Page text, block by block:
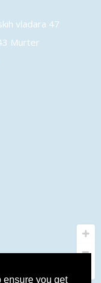
ensure you get
vladara 47
Murter